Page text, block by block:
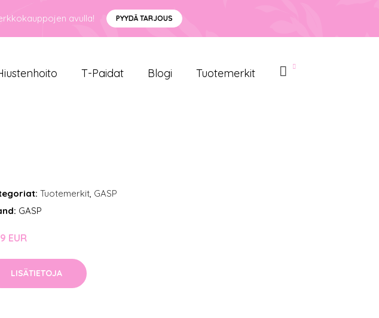
avulla! PYYDÄ TARJOUS
T-Paidat Blogi Tuotemerkit
Tuotemerkit, GASP
GASP
EUR
LISÄTIETOJA